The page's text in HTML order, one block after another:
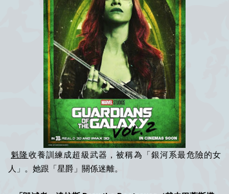
魁隆收養訓練成超級武器，被稱為「銀河系最危險的女
人」。她跟「星爵」關係迷離。